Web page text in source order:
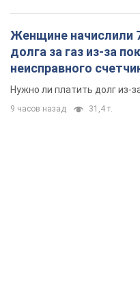
Женщине начислили
долга за газ из-за
неисправного
вынес неожиданное
Нужно ли платить долг из-
9 часов назад 31,4 т.